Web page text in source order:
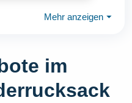
Mehr anzeigen ⏷
im